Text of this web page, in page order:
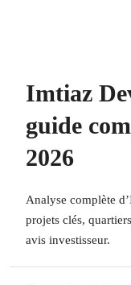
Imtiaz
guide
2026
Analyse complète
projets clés,
avis investisseur.